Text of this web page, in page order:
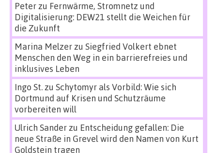
Peterzu Fernwärme, Stromnetz und
Digitalisierung: DEW21 stellt die Weichen für
die Zukunft
Marina Melzerzu Siegfried Volkert ebnet
Menschen den Weg in ein barrierefreies und
inklusives Leben
Ingo St.zu Schytomyr als Vorbild: Wie sich
Dortmund auf Krisen und Schutzräume
vorbereiten will
Ulrich Sanderzu Entscheidung gefallen: Die
neue Straße in Grevel wird den Namen von Kurt
Goldstein tragen